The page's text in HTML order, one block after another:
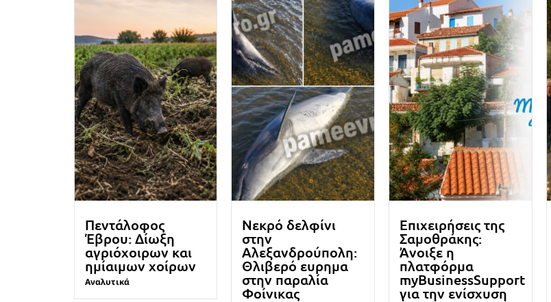
Πεντάλοφος
Έβρου: Δίωξη
αγριόχοιρων και
ημίαιμων χοίρων
Αναλυτικά
Νεκρό δελφίνι
στην
Αλεξανδρούπολη:
Θλιβερό ευρημα
στην παραλία
Φοίνικας
Επιχειρήσεις της
Σαμοθράκης:
Άνοιξε η
πλατφόρμα
myBusinessSupport
για την ενίσχυση